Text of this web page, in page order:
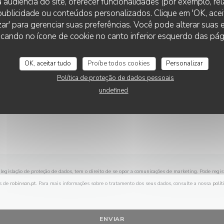
ou conteúdos personalizados. Clique em 'OK,
para gerenciar suas preferências. Você pode alterar suas
no ícone de cookie no canto inferior esquerdo das
OK, aceitar tudo Proíbe todos cookies
Personalizar
Política de proteção de dados pessoais
undefined
Deseja contactar-nos ?
Preencha o formulário abaixo!
legislação de proteção de dados, tem o direito de se opor a comunicações de marketing. Pode
de robinson.pt. Para mais informações sobre o tratamento dos seus dados, consulte a nossa